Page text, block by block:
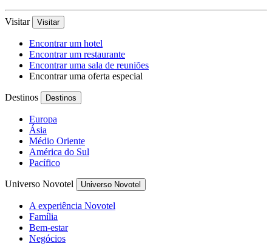
Visitar Visitar
Encontrar um hotel
Encontrar um restaurante
Encontrar uma sala de reuniões
Encontrar uma oferta especial
Destinos Destinos
Europa
Ásia
Médio Oriente
América do Sul
Pacífico
Universo Novotel Universo Novotel
A experiência Novotel
Família
Bem-estar
Negócios